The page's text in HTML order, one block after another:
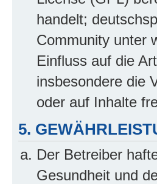
handelt;
Community unter
Einfluss auf die
insbesondere die
oder auf Inhalte
5.
Der Betreiber
Gesundheit und